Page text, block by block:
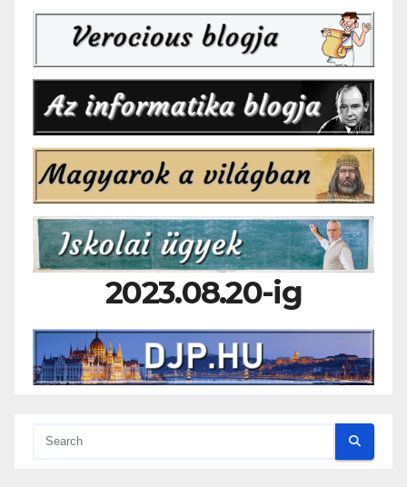
2023.08.20-ig